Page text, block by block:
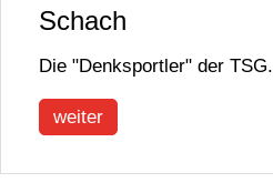
Schach
Die "Denksportler" der TSG.
weiter